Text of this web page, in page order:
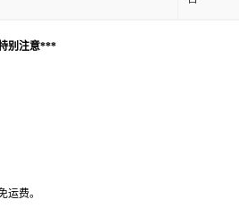
别注意***
运费。